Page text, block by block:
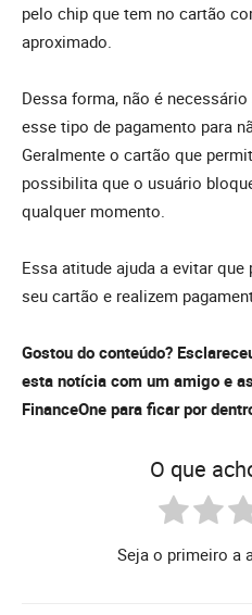
pelo chip que tem no cartão
aproximado.
Dessa forma, não é
esse tipo de pagamento para
Geralmente o cartão que
possibilita que o usuário
qualquer momento.
Essa atitude ajuda a evitar
seu cartão e realizem
Gostou do conteúdo?
esta notícia com um amigo e
FinanceOne para ficar por
O que
Seja o primeiro a